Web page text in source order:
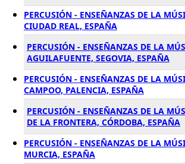
PERCUSIÓN - ENSEÑANZAS DE LA
CIUDAD REAL, ESPAÑA
PERCUSIÓN - ENSEÑANZAS DE LA
AGUILAFUENTE, SEGOVIA, ESPAÑA
PERCUSIÓN - ENSEÑANZAS DE LA
CAMPOO, PALENCIA, ESPAÑA
PERCUSIÓN - ENSEÑANZAS DE LA
DE LA FRONTERA, CÓRDOBA, ESPAÑA
PERCUSIÓN - ENSEÑANZAS DE LA
MURCIA, ESPAÑA